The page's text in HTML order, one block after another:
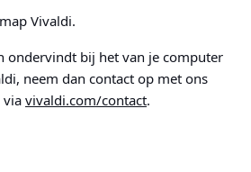
Vivaldi.
ondervindt bij het van je computer
neem dan contact op met ons
via vivaldi.com/contact.